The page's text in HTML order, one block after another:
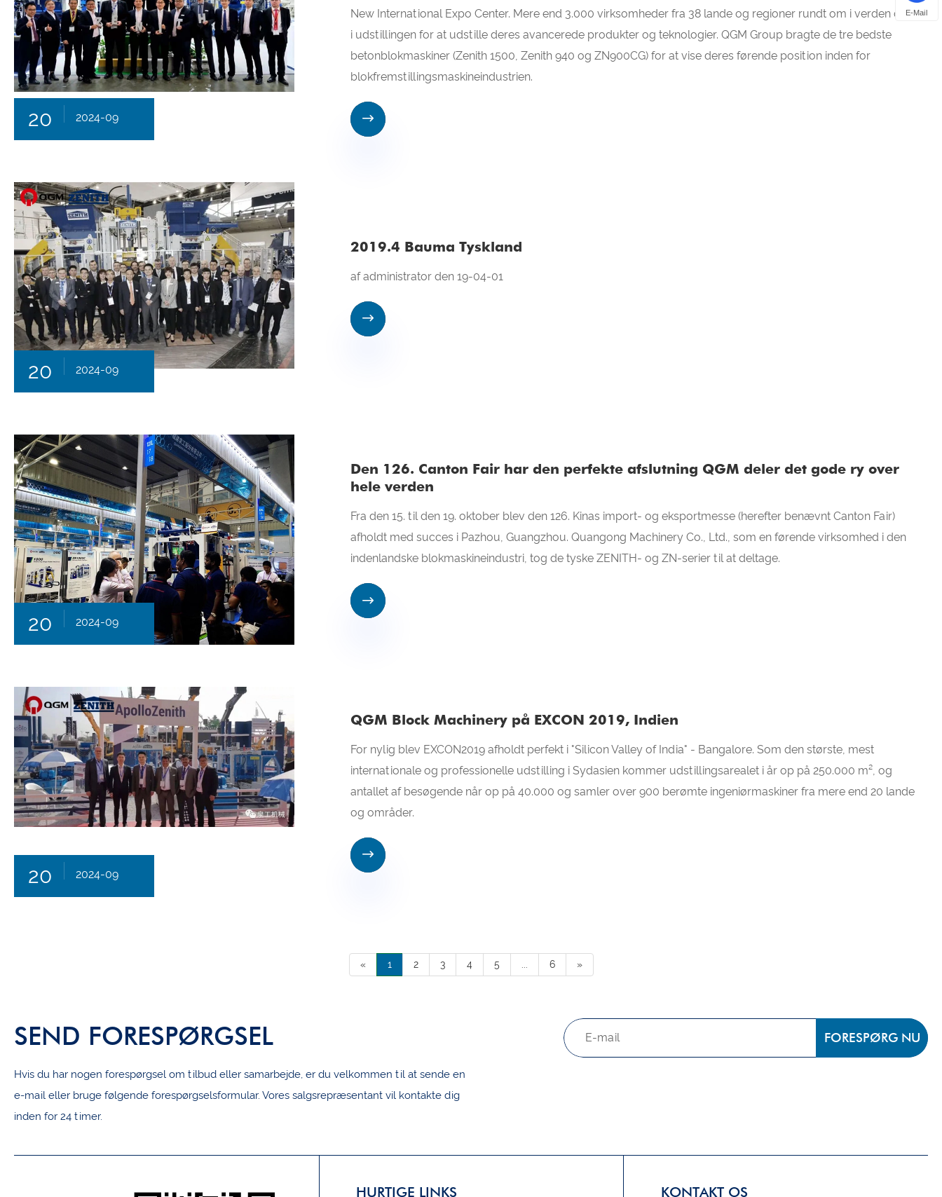
20 2024-09
New International Expo Center. Mere end 3.000 virksomheder fra 38 lande og regioner rundt om i verden deltog
i udstillingen for at udstille deres avancerede produkter og teknologier. QGM Group bragte de tre bedste
betonblokmaskiner (Zenith 1500, Zenith 940 og ZN900CG) for at vise deres førende position inden for
blokfremstillingsmaskineindustrien.

20 2024-09
2019.4 Bauma Tyskland
af administrator den 19-04-01

20 2024-09
Den 126. Canton Fair har den perfekte afslutning QGM deler det gode ry over
hele verden
Fra den 15. til den 19. oktober blev den 126. Kinas import- og eksportmesse (herefter benævnt Canton Fair)
afholdt med succes i Pazhou, Guangzhou. Quangong Machinery Co., Ltd., som en førende virksomhed i den
indenlandske blokmaskineindustri, tog de tyske ZENITH- og ZN-serier til at deltage.

20 2024-09
QGM Block Machinery på EXCON 2019, Indien
For nylig blev EXCON2019 afholdt perfekt i "Silicon Valley of India" - Bangalore. Som den største, mest
internationale og professionelle udstilling i Sydasien kommer udstillingsarealet i år op på 250.000 m², og
antallet af besøgende når op på 40.000 og samler over 900 berømte ingeniørmaskiner fra mere end 20 lande
og områder.

« 1 2 3 4 5 6 »
SEND FORESPØRGSEL
Hvis du har nogen forespørgsel om tilbud eller samarbejde, er du velkommen til at sende en
e-mail eller bruge følgende forespørgselsformular. Vores salgsrepræsentant vil kontakte dig
inden for 24 timer.
FORESPØRG NU
HURTIGE LINKS KONTAKT OS
E-Mail